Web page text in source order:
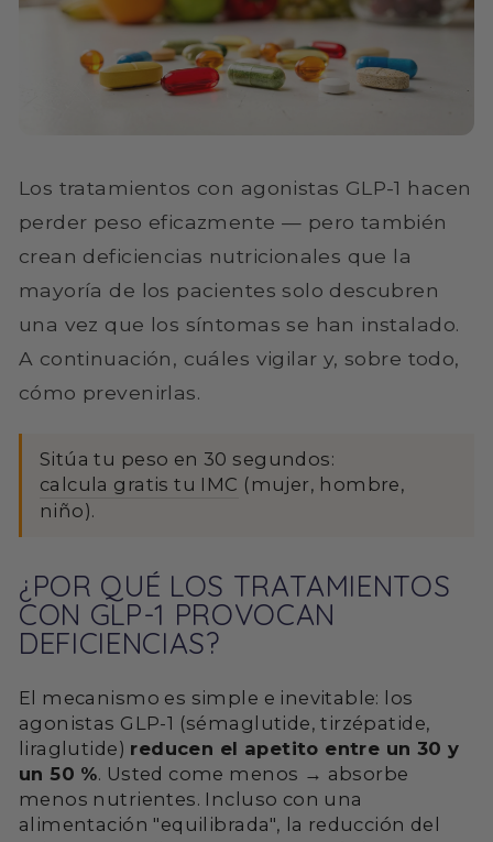
Los tratamientos con agonistas GLP-1 hacen
perder peso eficazmente — pero también
crean deficiencias nutricionales que la
mayoría de los pacientes solo descubren
una vez que los síntomas se han instalado.
A continuación, cuáles vigilar y, sobre todo,
cómo prevenirlas.
Sitúa tu peso en 30 segundos:
calcula gratis tu IMC (mujer, hombre,
niño).
¿POR QUÉ LOS TRATAMIENTOS
CON GLP-1 PROVOCAN
DEFICIENCIAS?
El mecanismo es simple e inevitable: los
agonistas GLP-1 (sémaglutide, tirzépatide,
liraglutide) reducen el apetito entre un 30 y
un 50 %. Usted come menos → absorbe
menos nutrientes. Incluso con una
alimentación "equilibrada", la reducción del